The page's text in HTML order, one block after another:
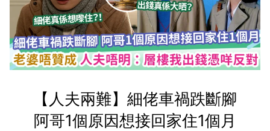
【人夫兩難】細佬車禍跌斷腳
阿哥1個原因想接回家住1個月